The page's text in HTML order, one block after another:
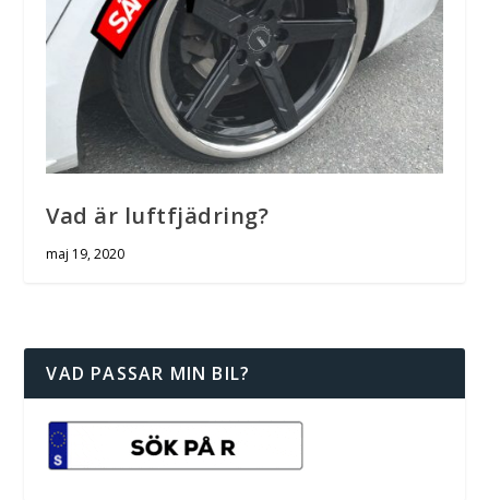
Vad är luftfjädring?
maj 19, 2020
VAD PASSAR MIN BIL?